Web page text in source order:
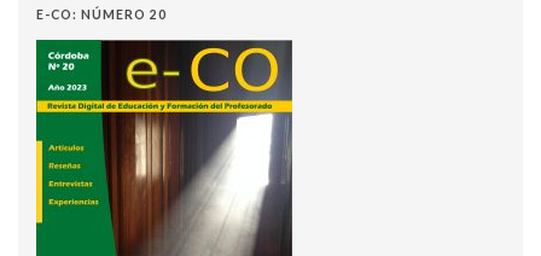
E-CO: NÚMERO 20